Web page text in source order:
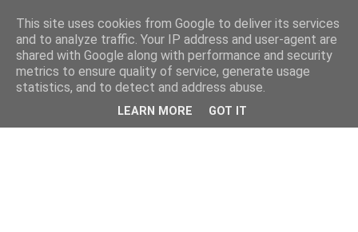
This site uses cookies from Google to deliver its services
and to analyze traffic. Your IP address and user-agent are
shared with Google along with performance and security
metrics to ensure quality of service, generate usage
statistics, and to detect and address abuse.
LEARN MORE GOT IT